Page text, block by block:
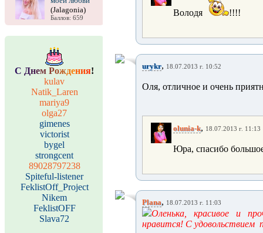
(Jalagonia)
Баллов: 659
С Днем Рождения!
kulav
Natik_Laren
mariya9
olga27
gimenes
victorist
bygel
strongcent
89028797238
Spiteful-listener
FeklistOff_Project
Nikem
FeklistOFF
Slava72
Володя !!!!
urykr, 18.07.2013 г. 10:52
Оля, отличное и очень
olunia-k, 18.07.2013 г. 11:13
Юра, спасибо
Plana, 18.07.2013 г. 11:03
Оленька, красивое и
нравится! С удовольствием